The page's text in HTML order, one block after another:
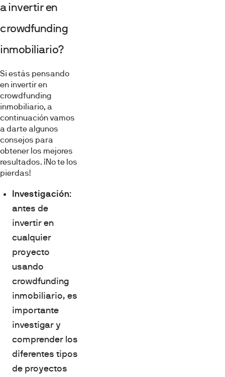
a invertir en
crowdfunding
inmobiliario?
Si estás pensando
en invertir en
crowdfunding
inmobiliario, a
continuación vamos
a darte algunos
consejos para
obtener los mejores
resultados. ¡No te los
pierdas!
Investigación:
antes de
invertir en
cualquier
proyecto
usando
crowdfunding
inmobiliario, es
importante
investigar y
comprender los
diferentes tipos
de proyectos